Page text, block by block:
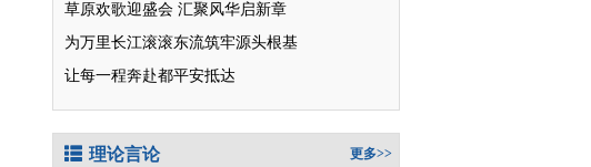
草原欢歌迎盛会 汇聚风华启新章
为万里长江滚滚东流筑牢源头根基
让每一程奔赴都平安抵达
理论言论 更多>>